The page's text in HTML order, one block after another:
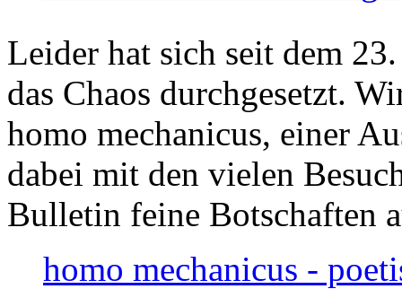
Leider hat sich seit dem
das Chaos durchgesetzt.
homo mechanicus, einer
dabei mit den vielen
Bulletin feine Botschaften
homo mechanicus -